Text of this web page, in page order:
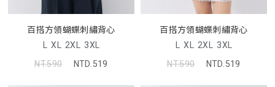
百搭方領蝴蝶刺繡背心
L XL 2XL 3XL
NT.590
NTD.519
百搭方領蝴蝶刺繡背心
L XL 2XL 3XL
NT.590
NTD.519